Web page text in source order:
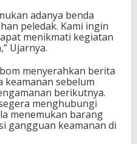
adanya benda
peledak. Kami ingin
menikmati kegiatan
Ujarnya.
menyerahkan berita
keamanan sebelum
berikutnya.
menghubungi
menemukan barang
gangguan keamanan di